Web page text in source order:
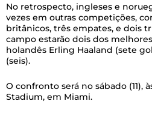
No retrospecto, ingleses e
vezes em outras competições,
britânicos, três empates, e dois
campo estarão dois dos
holandês Erling Haaland (sete
(seis).
O confronto será no sábado (11),
Stadium, em Miami.